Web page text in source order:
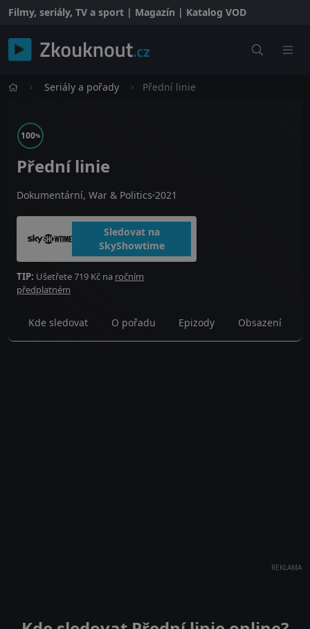
Filmy, seriály, TV a sport | Magazín | Katalog VOD
Seriály a pořady Přední linie
100%
Přední linie
Dokumentární, War & Politics 2021
Sledovat na
SkyShowtime
TIP: Ušetřete 719 Kč na ročním
předplatném
Kde sledovat O pořadu Epizody Obsazení
REKLAMA